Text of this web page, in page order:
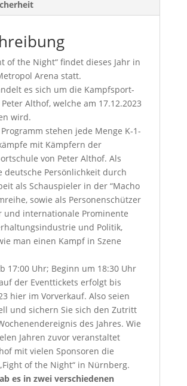
of the Night“ findet dieses Jahr in
Arena statt.
es sich um die Kampfsport-
Peter Althof, welche am 17.12.2023
wird.
stehen jede Menge K‑1-
mit Kämpfern der
von Peter Althof. Als
deutsche Persönlichkeit durch
als Schauspieler in der “Macho
sowie als Personenschützer
und internationale Prominente
und Politik,
man einen Kampf in Szene
17:00 Uhr; Beginn um 18:30 Uhr
der Eventtickets erfolgt bis
hier im Vorverkauf. Also seien
und sichern Sie sich den Zutritt
des Jahres. Wie
Jahren zuvor veranstaltet
mit vielen Sponsoren die
of the Night“ in Nürnberg.
es in zwei verschiedenen